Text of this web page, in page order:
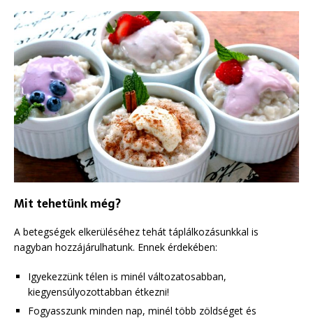
Mit tehetünk még?
A betegségek elkerüléséhez tehát táplálkozásunkkal is
nagyban hozzájárulhatunk. Ennek érdekében:
Igyekezzünk télen is minél változatosabban,
kiegyensúlyozottabban étkezni!
Fogyasszunk minden nap, minél több zöldséget és